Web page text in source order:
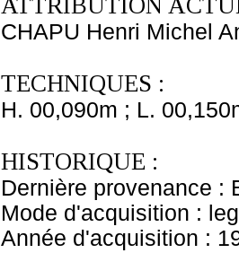
ATTRIBUTION
CHAPU Henri Michel
TECHNIQUES :
H. 00,090m ; L.
HISTORIQUE :
Dernière provenance :
Mode d'acquisition :
Année d'acquisition :